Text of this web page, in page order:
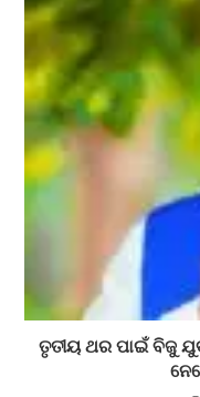
ତୃତୀୟ ଥର ପାଇଁ ବିଜୁ